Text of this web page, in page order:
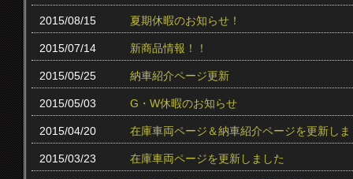
2015/08/15 夏期休暇のお知らせ！
2015/07/14 新商品情報！！
2015/05/25 納車紹介ページ更新
2015/05/03 G・W休暇のお知らせ
2015/04/20 在庫車両ページ＆納車紹介ページを更新し
2015/03/23 在庫車両ページを更新しました